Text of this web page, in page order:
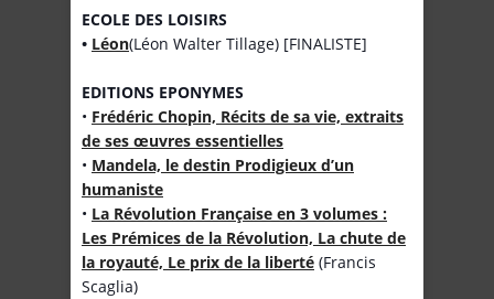
ECOLE DES LOISIRS
• Léon(Léon Walter Tillage) [FINALISTE]
EDITIONS EPONYMES
• Frédéric Chopin, Récits de sa vie, extraits
de ses œuvres essentielles
• Mandela, le destin Prodigieux d’un
humaniste
• La Révolution Française en 3 volumes :
Les Prémices de la Révolution, La chute de
la royauté, Le prix de la liberté (Francis
Scaglia)